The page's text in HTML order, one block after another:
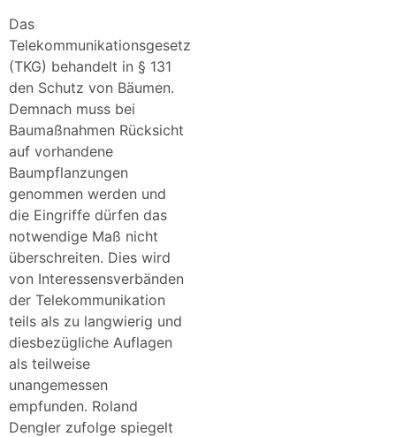
Das
Telekommunikationsgesetz
(TKG) behandelt in § 131
den Schutz von Bäumen.
Demnach muss bei
Baumaßnahmen Rücksicht
auf vorhandene
Baumpflanzungen
genommen werden und
die Eingriffe dürfen das
notwendige Maß nicht
überschreiten. Dies wird
von Interessensverbänden
der Telekommunikation
teils als zu langwierig und
diesbezügliche Auflagen
als teilweise
unangemessen
empfunden. Roland
Dengler zufolge spiegelt